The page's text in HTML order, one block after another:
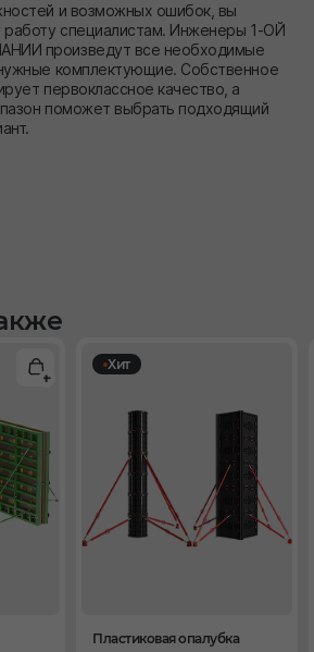
и возможных ошибок, вы
работу специалистам. Инженеры 1-ОЙ
произведут все необходимые
комплектующие. Собственное
первоклассное качество, а
поможет выбрать подходящий
Пластиковая опалубка
Хит